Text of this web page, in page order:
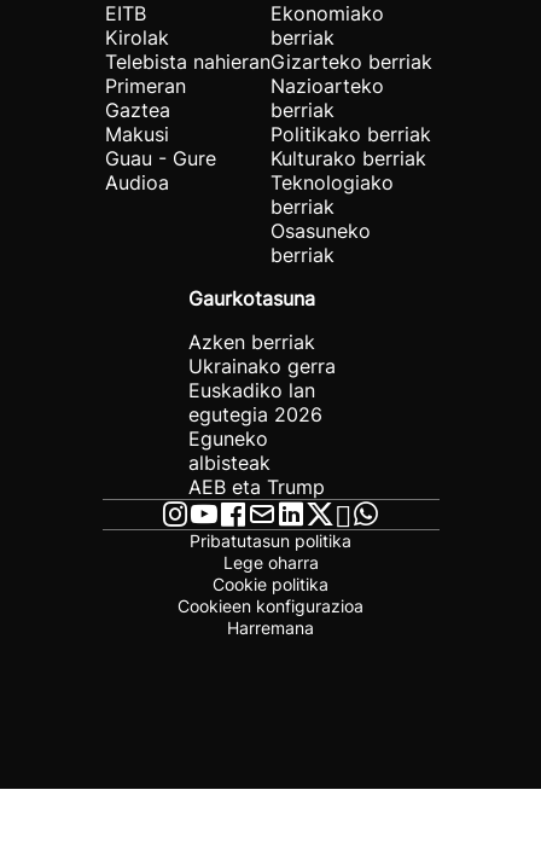
EITB
Kirolak
Telebista nahieran
Primeran
Gaztea
Makusi
Guau - Gure
Audioa
Ekonomiako
berriak
Gizarteko berriak
Nazioarteko
berriak
Politikako berriak
Kulturako berriak
Teknologiako
berriak
Osasuneko
berriak
Gaurkotasuna
Azken berriak
Ukrainako gerra
Euskadiko lan
egutegia 2026
Eguneko
albisteak
AEB eta Trump
Pribatutasun politika
Lege oharra
Cookie politika
Cookieen konfigurazioa
Harremana